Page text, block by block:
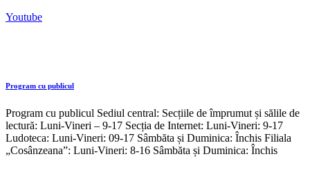
Youtube
Program cu publicul
Program cu publicul Sediul central: Secțiile de împrumut și sălile de
lectură: Luni-Vineri – 9-17 Secția de Internet: Luni-Vineri: 9-17
Ludoteca: Luni-Vineri: 09-17 Sâmbăta și Duminica: Închis Filiala
„Cosânzeana”: Luni-Vineri: 8-16 Sâmbăta și Duminica: Închis